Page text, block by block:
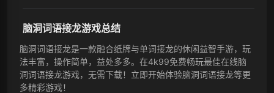
脑洞词语接龙游戏总结
脑洞词语接龙是一款融合纸牌与单词接龙的休闲益智手游，玩
法丰富，操作简单，益处多多。在4k99免费畅玩最佳在线脑
洞词语接龙游戏，无需下载！立即开始体验脑洞词语接龙等更
多精彩游戏！